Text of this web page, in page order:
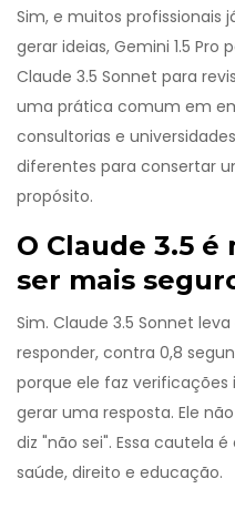
Sim, e muitos profissionais
gerar ideias, Gemini 1.5
Claude 3.5 Sonnet para
uma prática comum em
consultorias e
diferentes para consertar
propósito.
O Claude 3.5
ser mais
Sim. Claude 3.5 Sonnet
responder, contra 0,8
porque ele faz
gerar uma resposta. Ele
diz "não sei". Essa cautela
saúde, direito e educação.